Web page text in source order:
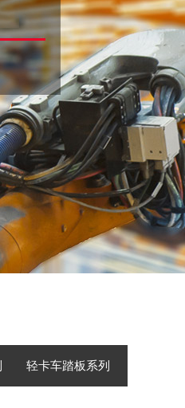
轻卡车踏板系列